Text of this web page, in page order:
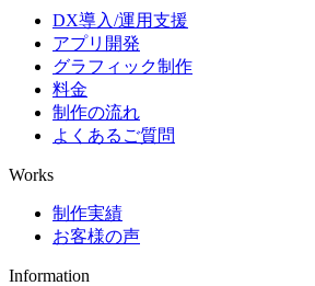
DX導入/運用支援
アプリ開発
グラフィック制作
料金
制作の流れ
よくあるご質問
Works
制作実績
お客様の声
Information